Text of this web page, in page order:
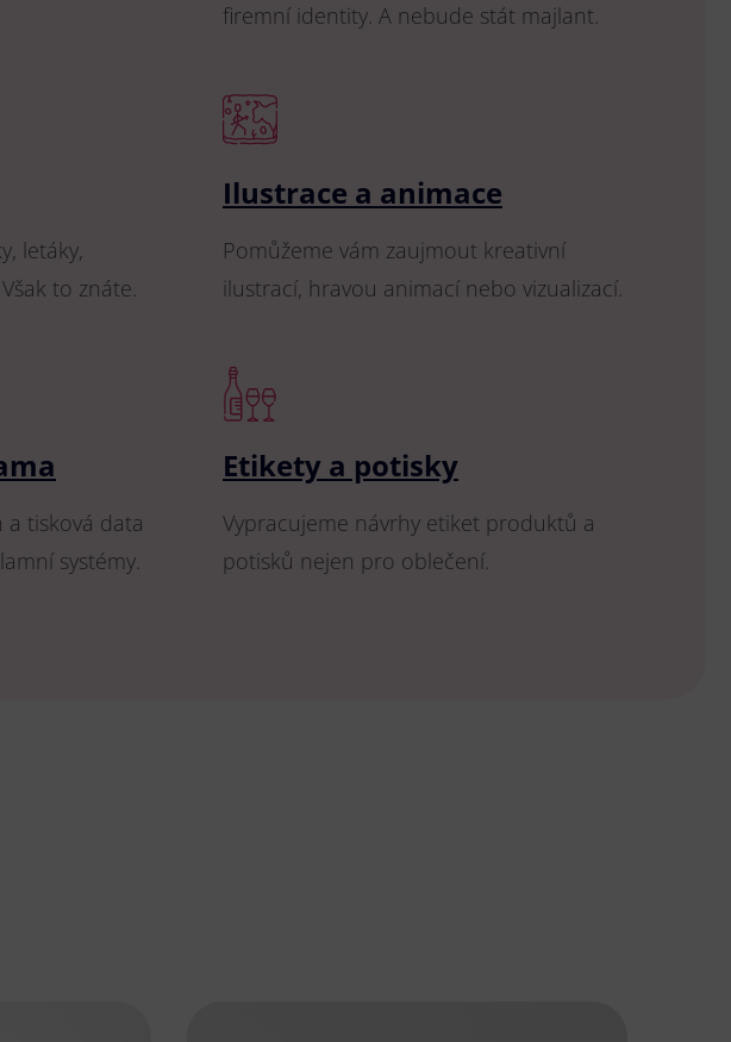
firemní identity. A nebude stát majlant.
letáky,
to znáte.
Ilustrace a animace
Pomůžeme vám zaujmout kreativní
ilustrací, hravou animací nebo vizualizací.
a tisková data
systémy.
Etikety a potisky
Vypracujeme návrhy etiket produktů a
potisků nejen pro oblečení.